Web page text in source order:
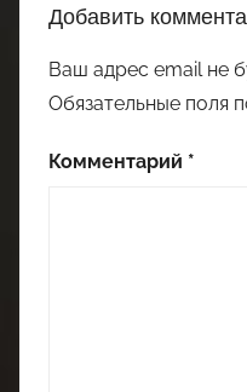
Добавить
Ваш адрес email не
Обязательные поля
Комментарий *